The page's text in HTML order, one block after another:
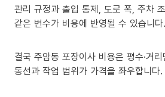
관리 규정과 출입 통제, 도로 폭, 주차
같은 변수가 비용에 반영될 수 있습니다.
결국 주암동 포장이사 비용은 평수·거
동선과 작업 범위가 가격을 좌우합니다.